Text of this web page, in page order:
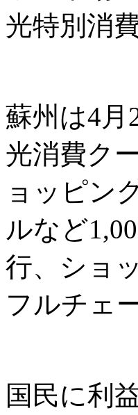
光特別消
蘇州は4月
光消費ク
ョッピン
ルなど
行、ショ
フルチェ
国民に利